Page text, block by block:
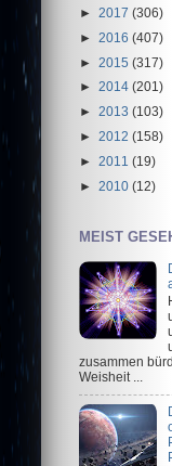
► 2017 (306)
► 2016 (407)
► 2015 (317)
► 2014 (201)
► 2013 (103)
► 2012 (158)
► 2011 (19)
► 2010 (12)
MEIST
zusammen
Weisheit ...